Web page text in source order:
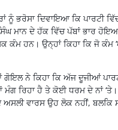
ਨੂੰ ਭਰੋਸਾ ਦਿਵਾਇਆ ਕਿ ਪਾਰਟੀ
ਮਾਨ ਦੇ ਹੱਕ ਵਿੱਚ ਪੱਬਾਂ ਭਾਰ
ਕੰਮ ਹਨ। ਉਨ੍ਹਾਂ ਕਿਹਾ ਕਿ ਜੋ
ਗੋਇਲ ਨੇ ਕਿਹਾ ਕਿ ਅੱਜ ਦੂਜੀਆਂ
ਰਿਹਾ ਹੈ ਤੇ ਕੋਈ ਧਰਮ ਦੇ ਨਾਂ
ਵਾਰਸ ਉਹ ਲੋਕ ਨਹੀਂ, ਬਲਕਿ